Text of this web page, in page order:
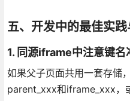
五、开发中的最佳实
1. 同源iframe中注意键名
如果父子页面共用一套存储
parent_xxx和iframe_xxx，